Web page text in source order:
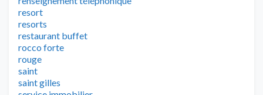
resort
resorts
restaurant buffet
rocco forte
rouge
saint
saint gilles